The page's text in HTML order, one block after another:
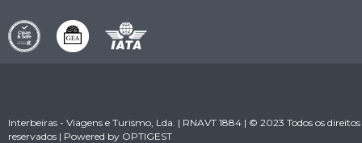
Interbeiras - Viagens e Turismo, Lda. | RNAVT 1884 | © 2023 Todos os direitos
reservados | Powered by OPTIGEST